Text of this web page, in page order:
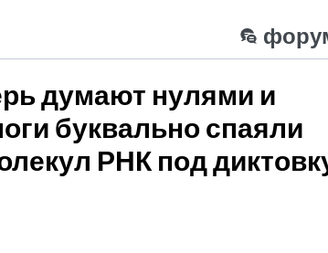
думают нулями и
буквально спаяли
РНК под